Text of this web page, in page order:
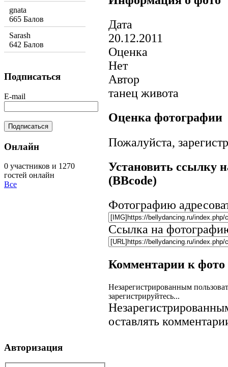
Дата
20.12.2011
Оценка
Нет
Автор
танец живота
Оценка фотографии
Пожалуйста,
Установить ссылку
(BBcode)
Фотографию
Ссылка на
Комментарии к фото
Незарегистрированным
зарегистрируйтесь...
оставлять
gnata
665 Балов
Sarash
642 Балов
Подписаться
E-mail
Онлайн
0 участников и 1270
гостей онлайн
Все
Авторизация